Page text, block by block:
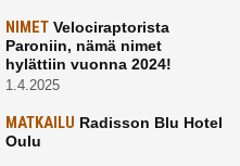
NIMETVelociraptorista
Paroniin, nämä nimet
hylättiin vuonna 2024!
1.4.2025
MATKAILU Radisson Blu Hotel
Oulu